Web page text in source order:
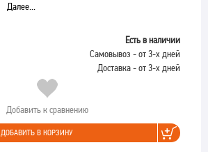
Далее...
Есть в наличии
Самовывоз - от 3-х дней
Доставка - от 3-х дней
Добавить к сравнению
ДОБАВИТЬ В КОРЗИНУ